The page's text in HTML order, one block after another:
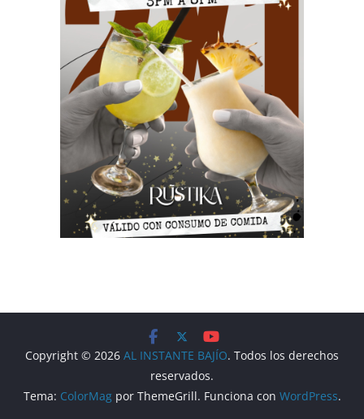
Copyright © 2026 AL INSTANTE BAJÍO. Todos los derechos
reservados.
Tema: ColorMagpor ThemeGrill. Funciona con WordPress.